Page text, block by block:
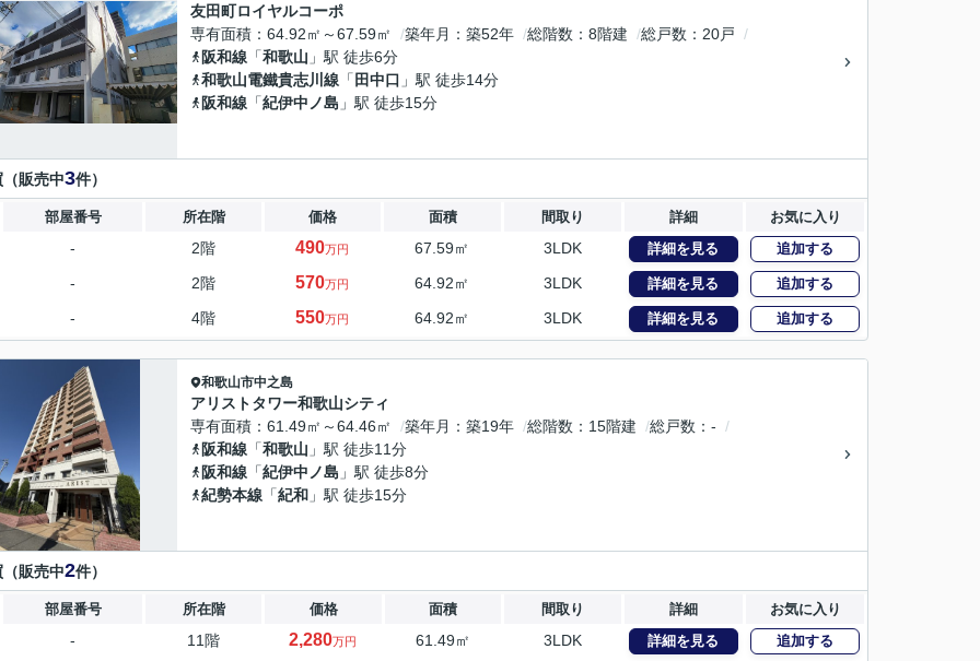
友田町ロイヤルコーポ
専有面積
64.92㎡～67.59㎡ 築年月 築52年 総階数 8階建 総戸数
20戸
阪和線 「和歌山 」駅 徒歩6分
和歌山電鐵貴志川線 「 田中口 」駅 徒歩14分
阪和線 「紀伊中ノ島 」駅 徒歩15分
販売中3件）
部屋番号 所在階 価格 面積 間取り 詳細 お気に入り
- 2階 490万円 67.59㎡ 3LDK 詳細を見る 追加する
- 2階 570万円 64.92㎡ 3LDK 詳細を見る 追加する
- 4階 550万円 64.92㎡ 3LDK 詳細を見る 追加する
和歌山市中之島
アリストタワー和歌山シティ
専有面積
61.49㎡～64.46㎡ 築年月 築19年 総階数 15階建 総戸数
-
阪和線 「和歌山 」駅 徒歩11分
阪和線 「紀伊中ノ島 」駅 徒歩8分
紀勢本線 「紀和 」駅 徒歩15分
販売中2件）
部屋番号 所在階 価格 面積 間取り 詳細 お気に入り
- 11階 2,280万円 61.49㎡ 3LDK 詳細を見る 追加する